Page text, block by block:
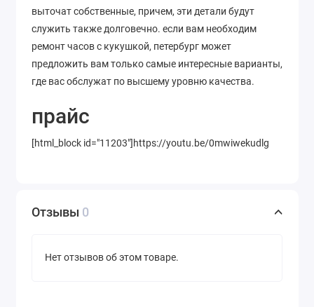
выточат собственные, причем, эти детали будут
служить также долговечно. если вам необходим
ремонт часов с кукушкой, петербург может
предложить вам только самые интересные варианты,
где вас обслужат по высшему уровню качества.
прайс
[html_block id="11203"]https://youtu.be/0mwiwekudlg
Отзывы 0
Нет отзывов об этом товаре.